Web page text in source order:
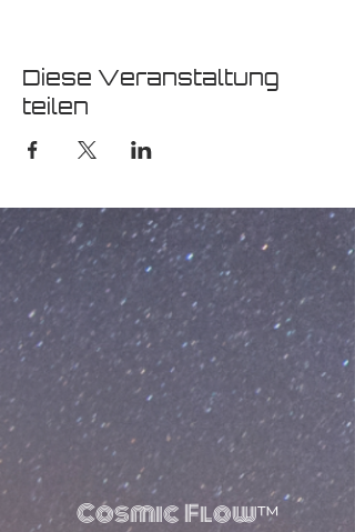
Diese Veranstaltung
teilen
Cosmic Flow™